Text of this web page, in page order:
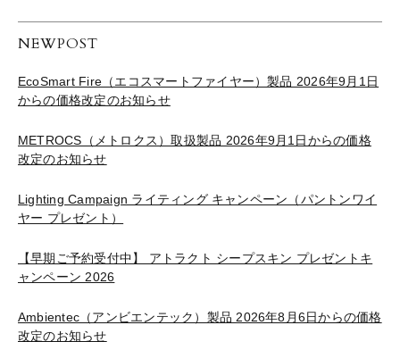
NEWPOST
EcoSmart Fire（エコスマートファイヤー）製品 2026年9月1日
からの価格改定のお知らせ
METROCS（メトロクス）取扱製品 2026年9月1日からの価格
改定のお知らせ
Lighting Campaign ライティング キャンペーン（パントンワイ
ヤー プレゼント）
【早期ご予約受付中】 アトラクト シープスキン プレゼントキ
ャンペーン 2026
Ambientec（アンビエンテック）製品 2026年8月6日からの価格
改定のお知らせ